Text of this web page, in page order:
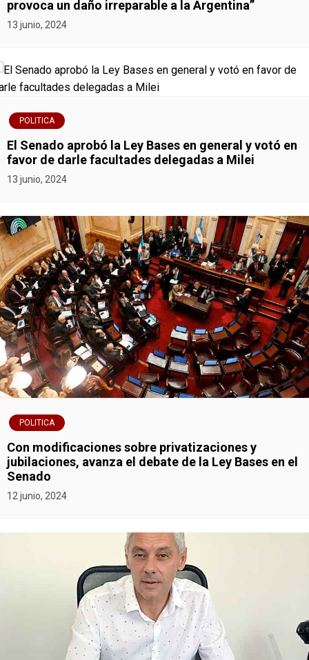
r
d
a
s
provoca un daño irreparable a la Argentina”
13 junio, 2024
POLITICA
El Senado aprobó la Ley Bases en general y votó en
favor de darle facultades delegadas a Milei
13 junio, 2024
POLITICA
Con modificaciones sobre privatizaciones y
jubilaciones, avanza el debate de la Ley Bases en el
Senado
12 junio, 2024